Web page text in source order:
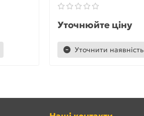
Уточнюйте ціну
Уточнити наявність